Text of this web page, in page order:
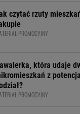
czytać rzuty
PROMOCYJNY
która udaje
z
PROMOCYJNY